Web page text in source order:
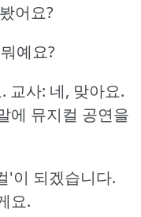
어요?
예요?
교사: 네, 맞아요.
에 뮤지컬 공연을
'이 되겠습니다.
요.